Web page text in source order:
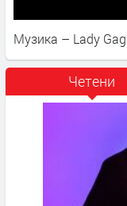
Музика – Lady
Четени